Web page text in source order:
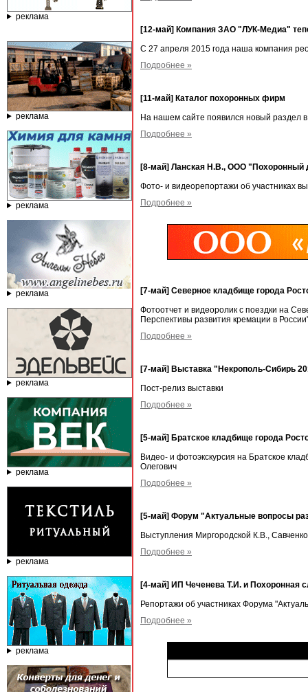
реклама
реклама
реклама
реклама
реклама
реклама
реклама
реклама
[12-май] Компания ЗАО "ЛУК-Медиа"
С 27 апреля 2015 года наша компания
Подробнее »
[11-май] Каталог похоронных фирм
На нашем сайте появился новый раздел
Подробнее »
[8-май] Ланская Н.В., ООО "Похоронный
Фото- и видеорепортажи об участниках
Подробнее »
[7-май] Северное кладбище города
Фотоотчет и видеоролик с поездки на
Перспективы развития кремации в
Подробнее »
[7-май] Выставка "Некрополь-Сибирь
Пост-релиз выставки
Подробнее »
[5-май] Братское кладбище города
Видео- и фотоэкскурсия на Братское
Олегович
Подробнее »
[5-май] Форум "Актуальные вопросы
Выступления Миргородской К.В.,
Подробнее »
[4-май] ИП Чеченева Т.И. и Похоронная
Репортажи об участниках Форума
Подробнее »